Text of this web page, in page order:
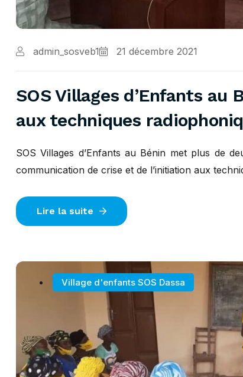
admin_sosveb1 21 décembre 2021
SOS Villages d’Enfants au
aux techniques
SOS Villages d’Enfants au Bénin met plus de
communication de crise et de l’initiation aux
Lire la suite
Village d'enfants SOS Dassa